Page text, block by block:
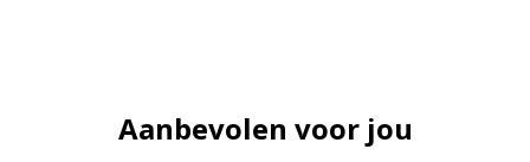
Aanbevolen voor jou